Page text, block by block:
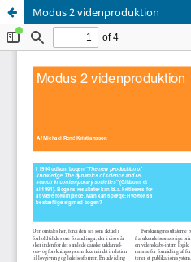
Modus 2 videnproduktion